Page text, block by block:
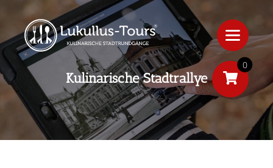
Kulinarische Stadtrallye
0